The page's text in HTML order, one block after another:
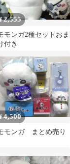
2,555
モンガ2種セットおま
付き
4,500
モンガ まとめ売り